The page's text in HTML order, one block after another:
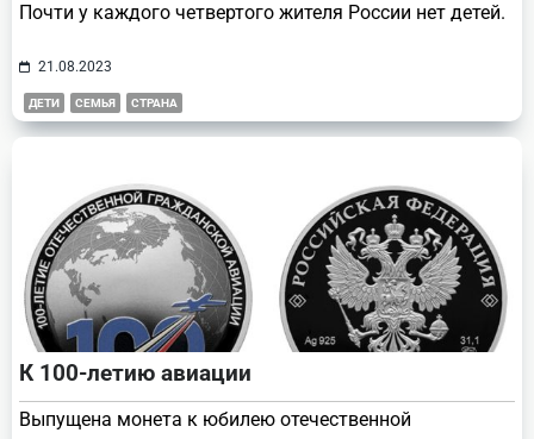
Почти у каждого четвертого жителя России нет детей.
21.08.2023
ДЕТИ СЕМЬЯ СТРАНА
К 100-летию авиации
Выпущена монета к юбилею отечественной